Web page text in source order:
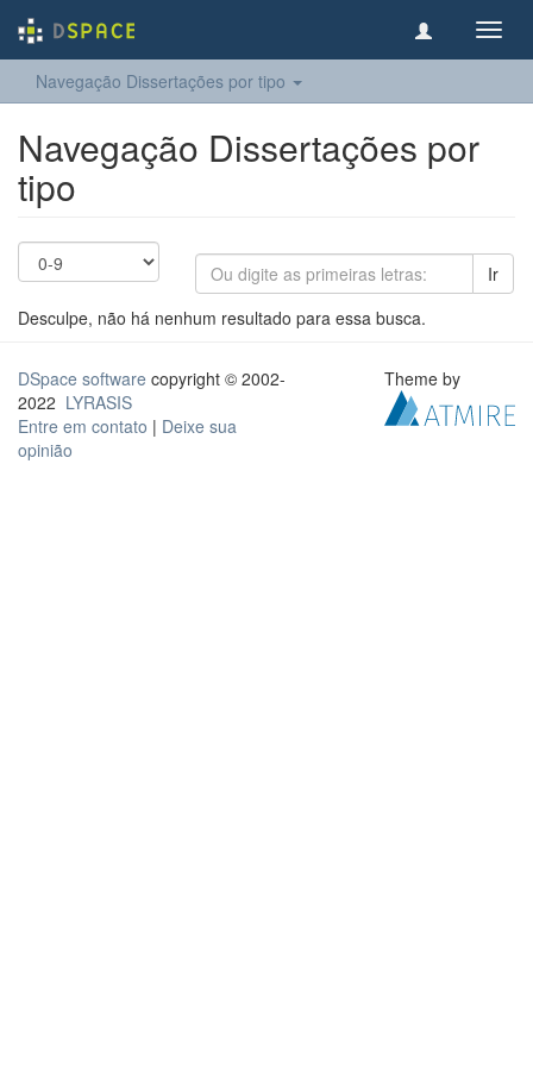
Navegação Dissertações por tipo
Navegação Dissertações por
tipo
Ir
Desculpe, não há nenhum resultado para essa busca.
DSpace software copyright © 2002-
2022 LYRASIS
Entre em contato | Deixe sua
opinião
Theme by